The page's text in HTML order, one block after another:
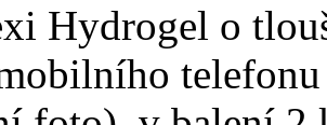
Hydrogel o